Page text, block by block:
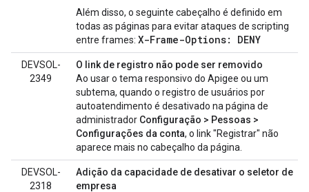
Além disso, o seguinte cabeçalho é definido em
todas as páginas para evitar ataques de scripting
entre frames: X-Frame-Options: DENY
DEVSOL-
2349
O link de registro não pode ser removido
Ao usar o tema responsivo do Apigee ou um
subtema, quando o registro de usuários por
autoatendimento é desativado na página de
administrador Configuração > Pessoas >
Configurações da conta, o link "Registrar" não
aparece mais no cabeçalho da página.
DEVSOL-
2318
Adição da capacidade de desativar o seletor de
empresa